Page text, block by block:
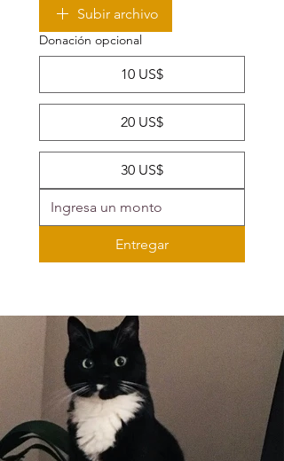
Subir archivo
Donación opcional
10 US$
20 US$
30 US$
Entregar